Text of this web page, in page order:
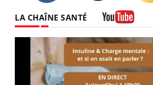
LA CHAÎNE SANTÉ